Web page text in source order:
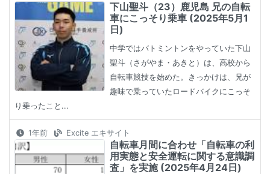
下山聖斗（23）鹿児島 兄の自転
車にこっそり乗車 (2025年5月1
日)
中学ではバトミントンをやっていた下山
聖斗（さがやま・あきと）は、高校から
自転車競技を始めた。きっかけは、兄が
趣味で乗っていたロードバイクにこっそ
り乗ったこと...
1年前 Excite エキサイト
自転車月間に合わせ「自転車の利
用実態と安全運転に関する意識調
査」を実施 (2025年4月24日)